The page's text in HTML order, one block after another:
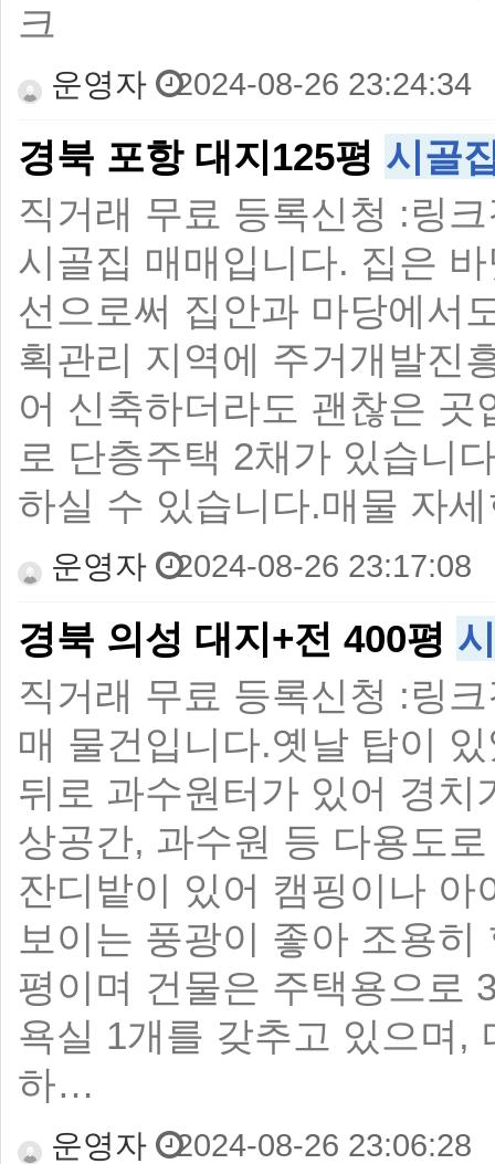
크
운영자 2024-08-26 23:24:34
경북 포항 대지125평 시골
직거래 무료 등록신청 :링
시골집 매매입니다. 집은
선으로써 집안과 마당에서
획관리 지역에 주거개발진
어 신축하더라도 괜찮은
로 단층주택 2채가 있습니
하실 수 있습니다.매물 자
운영자 2024-08-26 23:17:08
경북 의성 대지+전 400평
직거래 무료 등록신청 :링
매 물건입니다.옛날 탑이
뒤로 과수원터가 있어 경
상공간, 과수원 등 다용도
잔디밭이 있어 캠핑이나
보이는 풍광이 좋아 조용
평이며 건물은 주택용으로
욕실 1개를 갖추고 있으며,
하…
운영자 2024-08-26 23:06:28